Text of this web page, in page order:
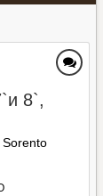
8`,